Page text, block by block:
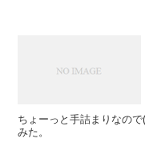
ちょーっと手詰まりなの
みた。